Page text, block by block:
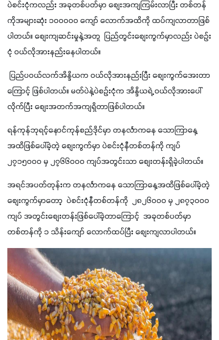
ပဲစင်းငုံကလည်း အခုတစ်ပတ်မှာ စျေးအကျကြမ်းလာပြီး တစ်တန်
ကိုအများဆုံး ၁၀၀၀၀၀ ကျော် လောက်အထိကို ထပ်ကျလာတာဖြစ်
ပါတယ်။ စျေးကျဆင်းမှုနဲ့အတူ  ပြည်တွင်းစျေးကွက်မှာလည်း ပဲစဥ်း
ငုံ ဝယ်လိုအားနည်းနေပါတယ်။
ပြည်ပဝယ်လက်အိန္ဒိယက ဝယ်လိုအားနည်းပြီး စျေးကွက်အေးတာ
ကြောင့် ​ဖြစ်ပါတယ်။ မတ်ပဲနဲ့ပဲစဥ်းငုံက အိန္ဒိယရဲ့ ဝယ်လိုအားပေါ်
လိုက်ပြီး စျေးအတက်အကျရှိတာဖြစ်ပါတယ်။
ရန်ကုန်ဘုရင့်နောင်ကုန်စည်ဒိုင်မှာ တနင်္လာကနေ သောကြာနေ့
အထိဖြစ်ပေါ်ခဲ့တဲ့ စျေးကွက်မှာ ပဲစင်းငုံနီတစ်တန်ကို ကျပ်
၂၇၁၅၀၀၀ မှ ၂၇၆၆၀၀၀ ကျပ်အတွင်းသာ စျေးတန်းရှိခဲ့ပါတယ်။
အရင်အပတ်တုန်းက တနင်္လာကနေ သောကြာနေ့အထိဖြစ်ပေါ်ခဲ့တဲ့
စျေးကွက်မှာတော့  ပဲစင်းငုံနီတစ်တန်ကို  ၂၈၂၆၀၀၀ မှ ၂၈၇၃၀၀၀
ကျပ် အတွင်းစျေးတန်းဖြစ်ပေါ်ခဲ့တာကြောင့်  အခုတစ်ပတ်မှာ
တစ်တန်ကို ၁ သိန်းကျော် လောက်ထပ်ပြီး စျေးကျလာပါတယ်။